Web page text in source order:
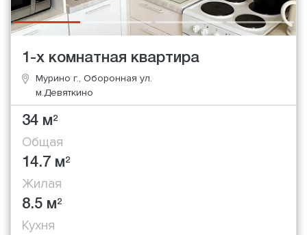
1-х комнатная квартира
Мурино г., Оборонная ул.
м.Девяткино
34 м2
Общая
14.7 м2
Жилая
8.5 м2
Кухня